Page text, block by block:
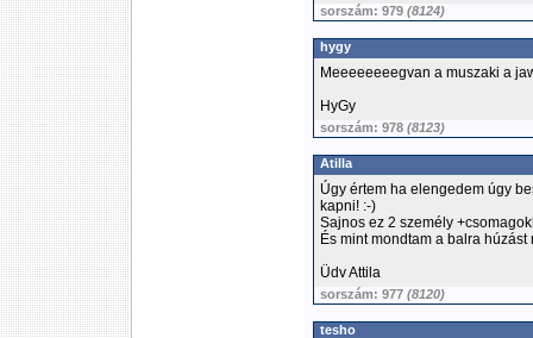
sorszám: 979 (8124)
hygy
Meeeeeeeegvan a muszaki a
HyGy
sorszám: 978 (8123)
Atilla
Úgy értem ha elengedem úgy
kapni! :-)
Sajnos ez 2 személy
És mint mondtam a balra
Üdv Attila
sorszám: 977 (8120)
tesho